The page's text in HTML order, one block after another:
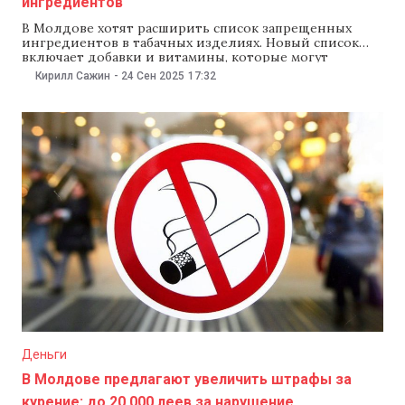
В Молдове хотят расширить список запрещенных
ингредиентов в табачных изделиях. Новый список
включает добавки и витамины, которые могут
повышать привлекательность курения, облегчать
усвоение никотина или создавать иллюзию пользы
планируют запретить и когда новые правила могут
вступить в силу. Проект поправок к постановлению
правительства об утверждении санитарных
Кирилл Сажин - 24 Сен 2025 17:32
Деньги
В Молдове предлагают увеличить штрафы за